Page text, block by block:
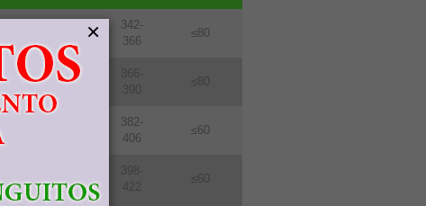
43-46
342-
366
≤80
≥955 46-49
366-
390
≤80
382-
406
≤60
398-
422
≤60
×